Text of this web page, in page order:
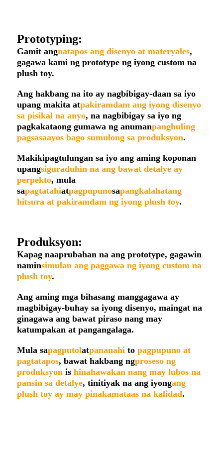
Prototyping:
Gamit angnatapos ang disenyo at materyales,
gagawa kami ng prototype ng iyong custom na
plush toy.
Ang hakbang na ito ay nagbibigay-daan sa iyo
upang makita atpakiramdam ang iyong disenyo
sa pisikal na anyo, na nagbibigay sa iyo ng
pagkakataong gumawa ng anumanpanghuling
pagsasaayos bago sumulong sa produksyon.
Makikipagtulungan sa iyo ang aming koponan
upangsiguraduhin na ang bawat detalye ay
perpekto, mula
sapagtatahiatpagpupunosapangkalahatang
hitsura at pakiramdam ng iyong plush toy.
Produksyon:
Kapag naaprubahan na ang prototype, gagawin
naminsimulan ang paggawa ng iyong custom na
plush toy.
Ang aming mga bihasang manggagawa ay
magbibigay-buhay sa iyong disenyo, maingat na
ginagawa ang bawat piraso nang may
katumpakan at pangangalaga.
Mula sapagputolatpananahi to pagpupuno at
pagtatapos, bawat hakbang ngproseso ng
produksyon is hinahawakan nang may lubos na
pansin sa detalye, tinitiyak na ang iyongang
plush toy ay may pinakamataas na kalidad.